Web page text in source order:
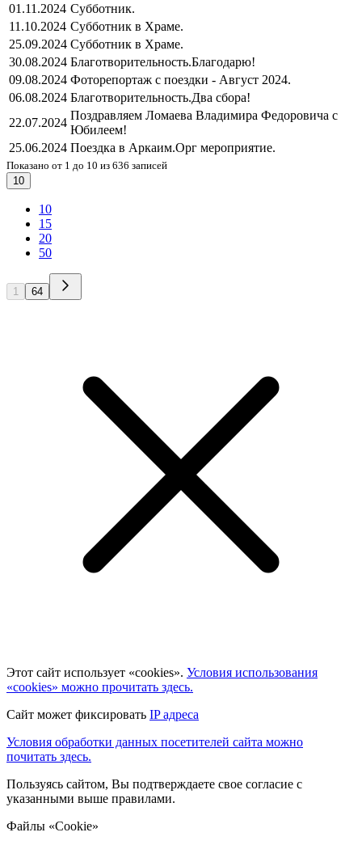
01.11.2024 Субботник.
11.10.2024 Субботник в Храме.
25.09.2024 Субботник в Храме.
30.08.2024 Благотворительность.Благодарю!
09.08.2024 Фоторепортаж с поездки - Август 2024.
06.08.2024 Благотворительность.Два сбора!
22.07.2024
Поздравляем Ломаева Владимира Федоровича с
Юбилеем!
25.06.2024 Поездка в Аркаим.Орг мероприятие.
Показано от 1 до 10 из 636 записей
10
10
15
20
50
1 64
Этот сайт использует «cookies». Условия использования
«cookies» можно прочитать здесь.
Сайт может фиксировать IP адреса
Условия обработки данных посетителей сайта можно
почитать здесь.
Пользуясь сайтом, Вы подтверждаете свое согласие с
указанными выше правилами.
Файлы «Cookie»